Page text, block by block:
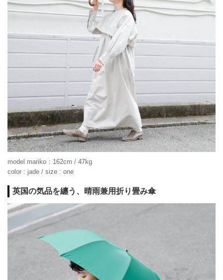
model mariko：162cm / 47kg
color : jade / size : one
英国の気品を纏う、晴雨兼用折り畳み傘